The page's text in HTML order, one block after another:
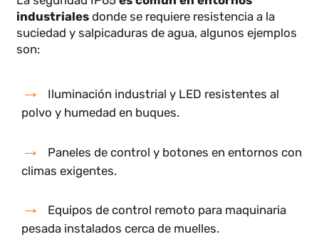
¿En que máquinas o herramientas se
usa IP65?
La seguridad IP65es común en entornos
industrialesdonde se requiere resistencia a la
polvo y humedad en buques.